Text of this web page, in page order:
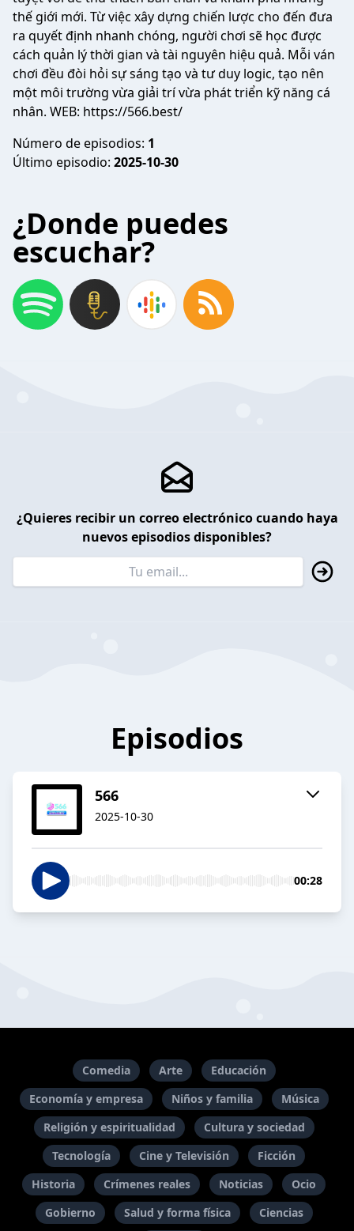
thế giới mới. Từ việc xây dựng chiến lược cho đến đưa
ra quyết định nhanh chóng, người chơi sẽ học được
cách quản lý thời gian và tài nguyên hiệu quả. Mỗi ván
chơi đều đòi hỏi sự sáng tạo và tư duy logic, tạo nên
một môi trường vừa giải trí vừa phát triển kỹ năng cá
nhân. WEB: https://566.best/
Número de episodios: 1
Último episodio: 2025-10-30
¿Donde puedes
escuchar?
¿Quieres recibir un correo electrónico cuando haya
nuevos episodios disponibles?
Episodios
566
2025-10-30
00:28
Comedia Arte
Educación
Economía y empresa
Niños y familia
Música
Religión y espiritualidad
Cultura y sociedad
Tecnología
Cine y Televisión
Ficción
Historia
Crímenes reales Noticias
Ocio
Gobierno
Salud y forma física Ciencias